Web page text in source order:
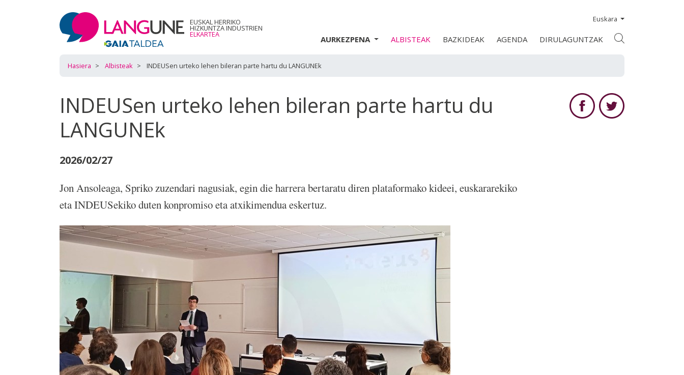
EUSKAL HERRIKO
HIZKUNTZA INDUSTRIEN
ELKARTEA
Euskara
AURKEZPENA ALBISTEAK BAZKIDEAK AGENDA DIRULAGUNTZAK
Hasiera Albisteak INDEUSen urteko lehen bileran parte hartu du LANGUNEk
INDEUSen urteko lehen bileran parte hartu du
LANGUNEk
2026/02/27
Jon Ansoleaga, Spriko zuzendari nagusiak, egin die harrera bertaratu diren plataformako kideei, euskararekiko
eta INDEUSekiko duten konpromiso eta atxikimendua eskertuz.